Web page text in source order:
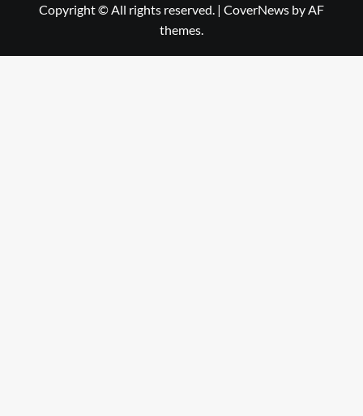
Copyright © All rights reserved. | CoverNews by AF
themes.